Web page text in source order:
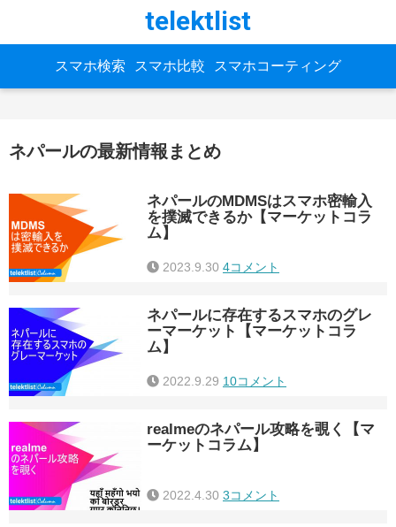
telektlist
スマホ検索 スマホ比較 スマホコーティング
ネパールの最新情報まとめ
ネパールのMDMSはスマホ密輸入
を撲滅できるか【マーケットコラ
ム】
2023.9.30 4コメント
ネパールに存在するスマホのグレ
ーマーケット【マーケットコラ
ム】
2022.9.29 10コメント
realmeのネパール攻略を覗く【マ
ーケットコラム】
2022.4.30 3コメント